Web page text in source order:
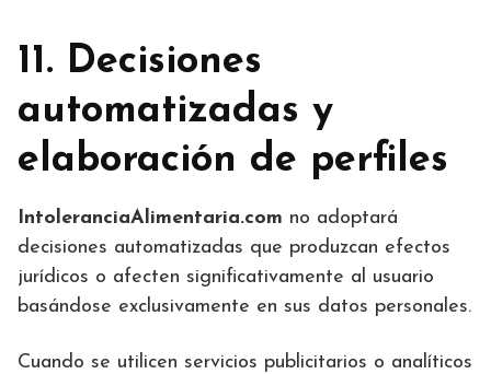
11. Decisiones
automatizadas y
elaboración de perfiles
IntoleranciaAlimentaria.com no adoptará
decisiones automatizadas que produzcan efectos
jurídicos o afecten significativamente al usuario
basándose exclusivamente en sus datos personales.
Cuando se utilicen servicios publicitarios o analíticos